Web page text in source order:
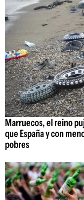
Marruecos, el reino
que España y con
pobres